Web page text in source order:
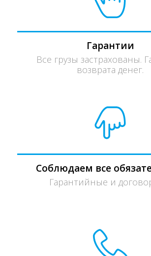
Гарантии
Все грузы застрахованы.
возврата денег.
Соблюдаем все
Гарантийные и